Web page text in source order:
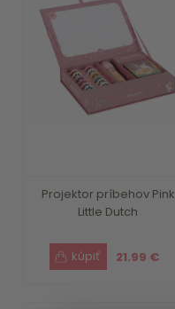
Projektor príbehov Pink
Little Dutch
21.99 €